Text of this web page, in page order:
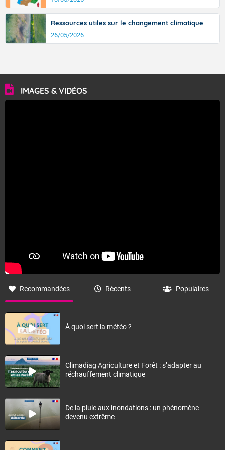
Ressources utiles sur le changement climatique
26/05/2026
IMAGES & VIDÉOS
Recommandées Récents Populaires
À quoi sert la météo ?
Climadiag Agriculture et Forêt : s’adapter au
réchauffement climatique
De la pluie aux inondations : un phénomène
devenu extrême